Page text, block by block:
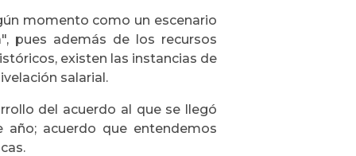
momento como un escenario
pues además de los recursos
existen las instancias de
salarial.
del acuerdo al que se llegó
acuerdo que entendemos